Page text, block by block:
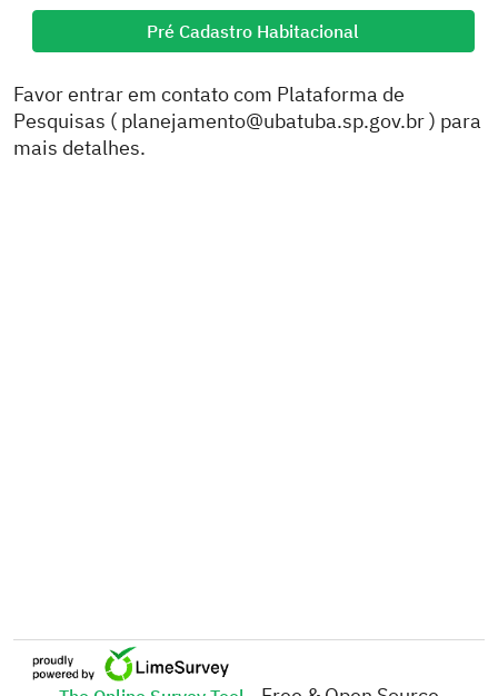
Pré Cadastro Habitacional
Favor entrar em contato com Plataforma de
Pesquisas ( planejamento@ubatuba.sp.gov.br ) para
mais detalhes.